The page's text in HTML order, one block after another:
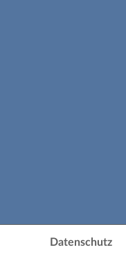
Datenschutz